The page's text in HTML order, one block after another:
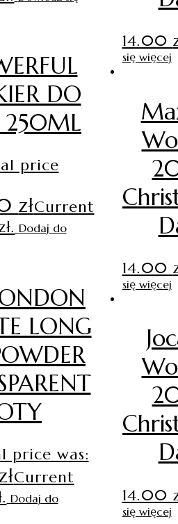
DO
250ML
price
złCurrent
Dodaj do
LONG
price was:
Current
Dodaj do
14.00
się więcej
14.00
się więcej
14.00
się więcej